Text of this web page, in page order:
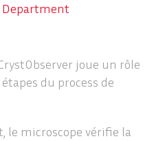
Department
joue un rôle
du process de
le microscope vérifie la